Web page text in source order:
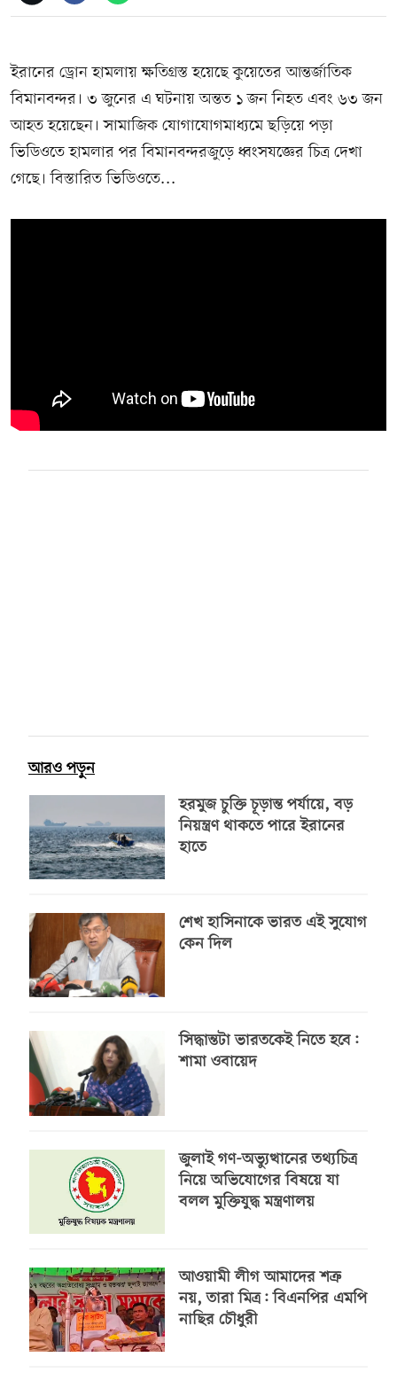
ইরানের ড্রোন হামলায় ক্ষতিগ্রস্ত হয়েছে কুয়েতের আন্তর্জাতিক
বিমানবন্দর। ৩ জুনের এ ঘটনায় অন্তত ১ জন নিহত এবং ৬৩ জন
আহত হয়েছেন। সামাজিক যোগাযোগমাধ্যমে ছড়িয়ে পড়া
ভিডিওতে হামলার পর বিমানবন্দরজুড়ে ধ্বংসযজ্ঞের চিত্র দেখা
গেছে। বিস্তারিত ভিডিওতে...
আরও পড়ুন
হরমুজ চুক্তি চূড়ান্ত পর্যায়ে, বড়
নিয়ন্ত্রণ থাকতে পারে ইরানের
হাতে
শেখ হাসিনাকে ভারত এই সুযোগ
কেন দিল
সিদ্ধান্তটা ভারতকেই নিতে হবে:
শামা ওবায়েদ
জুলাই গণ-অভ্যুত্থানের তথ্যচিত্র
নিয়ে অভিযোগের বিষয়ে যা
বলল মুক্তিযুদ্ধ মন্ত্রণালয়
আওয়ামী লীগ আমাদের শত্রু
নয়, তারা মিত্র: বিএনপির এমপি
নাছির চৌধুরী